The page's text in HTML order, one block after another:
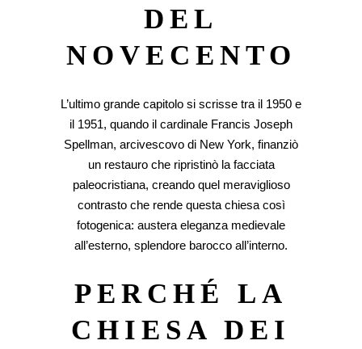
DEL
NOVECENTO
L’ultimo grande capitolo si scrisse tra il 1950 e
il 1951, quando il cardinale Francis Joseph
Spellman, arcivescovo di New York, finanziò
un restauro che ripristinò la facciata
paleocristiana, creando quel meraviglioso
contrasto che rende questa chiesa così
fotogenica: austera eleganza medievale
all’esterno, splendore barocco all’interno.
PERCHÉ LA
CHIESA DEI